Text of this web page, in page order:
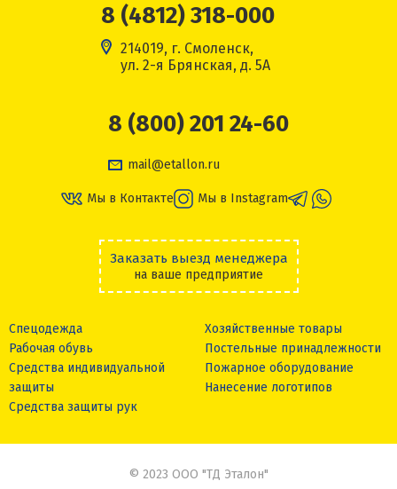
8 (4812) 318-000
214019, г. Смоленск,
ул. 2-я Брянская, д. 5А
8 (800) 201 24-60
mail@etallon.ru
Мы в Контакте Мы в Instagram
Заказать выезд менеджера
на ваше предприятие
Спецодежда
Рабочая обувь
Средства индивидуальной
защиты
Средства защиты рук
Хозяйственные товары
Постельные принадлежности
Пожарное оборудование
Нанесение логотипов
© 2023 ООО "ТД Эталон"